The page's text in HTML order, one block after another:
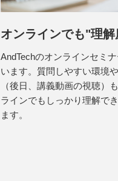
オンラインでも"理
AndTechのオンラインセミ
います。質問しやすい環境
（後日、講義動画の視聴）
ラインでもしっかり理解で
ます。